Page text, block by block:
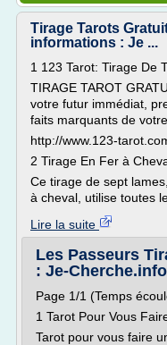
Tirage Tarots
informations : Je ...
1 123 Tarot: Tirage De
TIRAGE TAROT
votre futur immédiat,
faits marquants de
http://www.123-
2 Tirage En Fer à
Ce tirage de sept
à cheval, utilise toutes
Lire la suite
Les Passeurs
: Je-Cherche.info
Page 1/1 (Temps
1 Tarot Pour Vous
Tarot pour vous faire